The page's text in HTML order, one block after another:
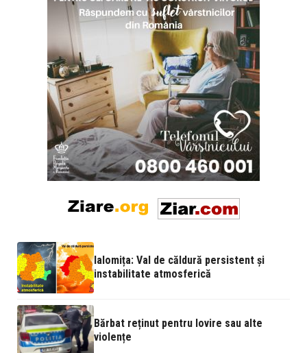
Ialomița: Val de căldură persistent și
instabilitate atmosferică
Bărbat reținut pentru lovire sau alte
violențe